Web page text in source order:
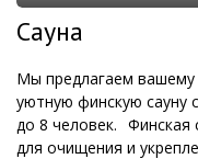
Сауна
Мы предлагаем
уютную финскую сауну
до 8 человек.⁣⁣⠀ Финская
для очищения и